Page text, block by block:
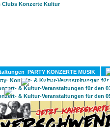
PARTY KONZERTE MUSIK